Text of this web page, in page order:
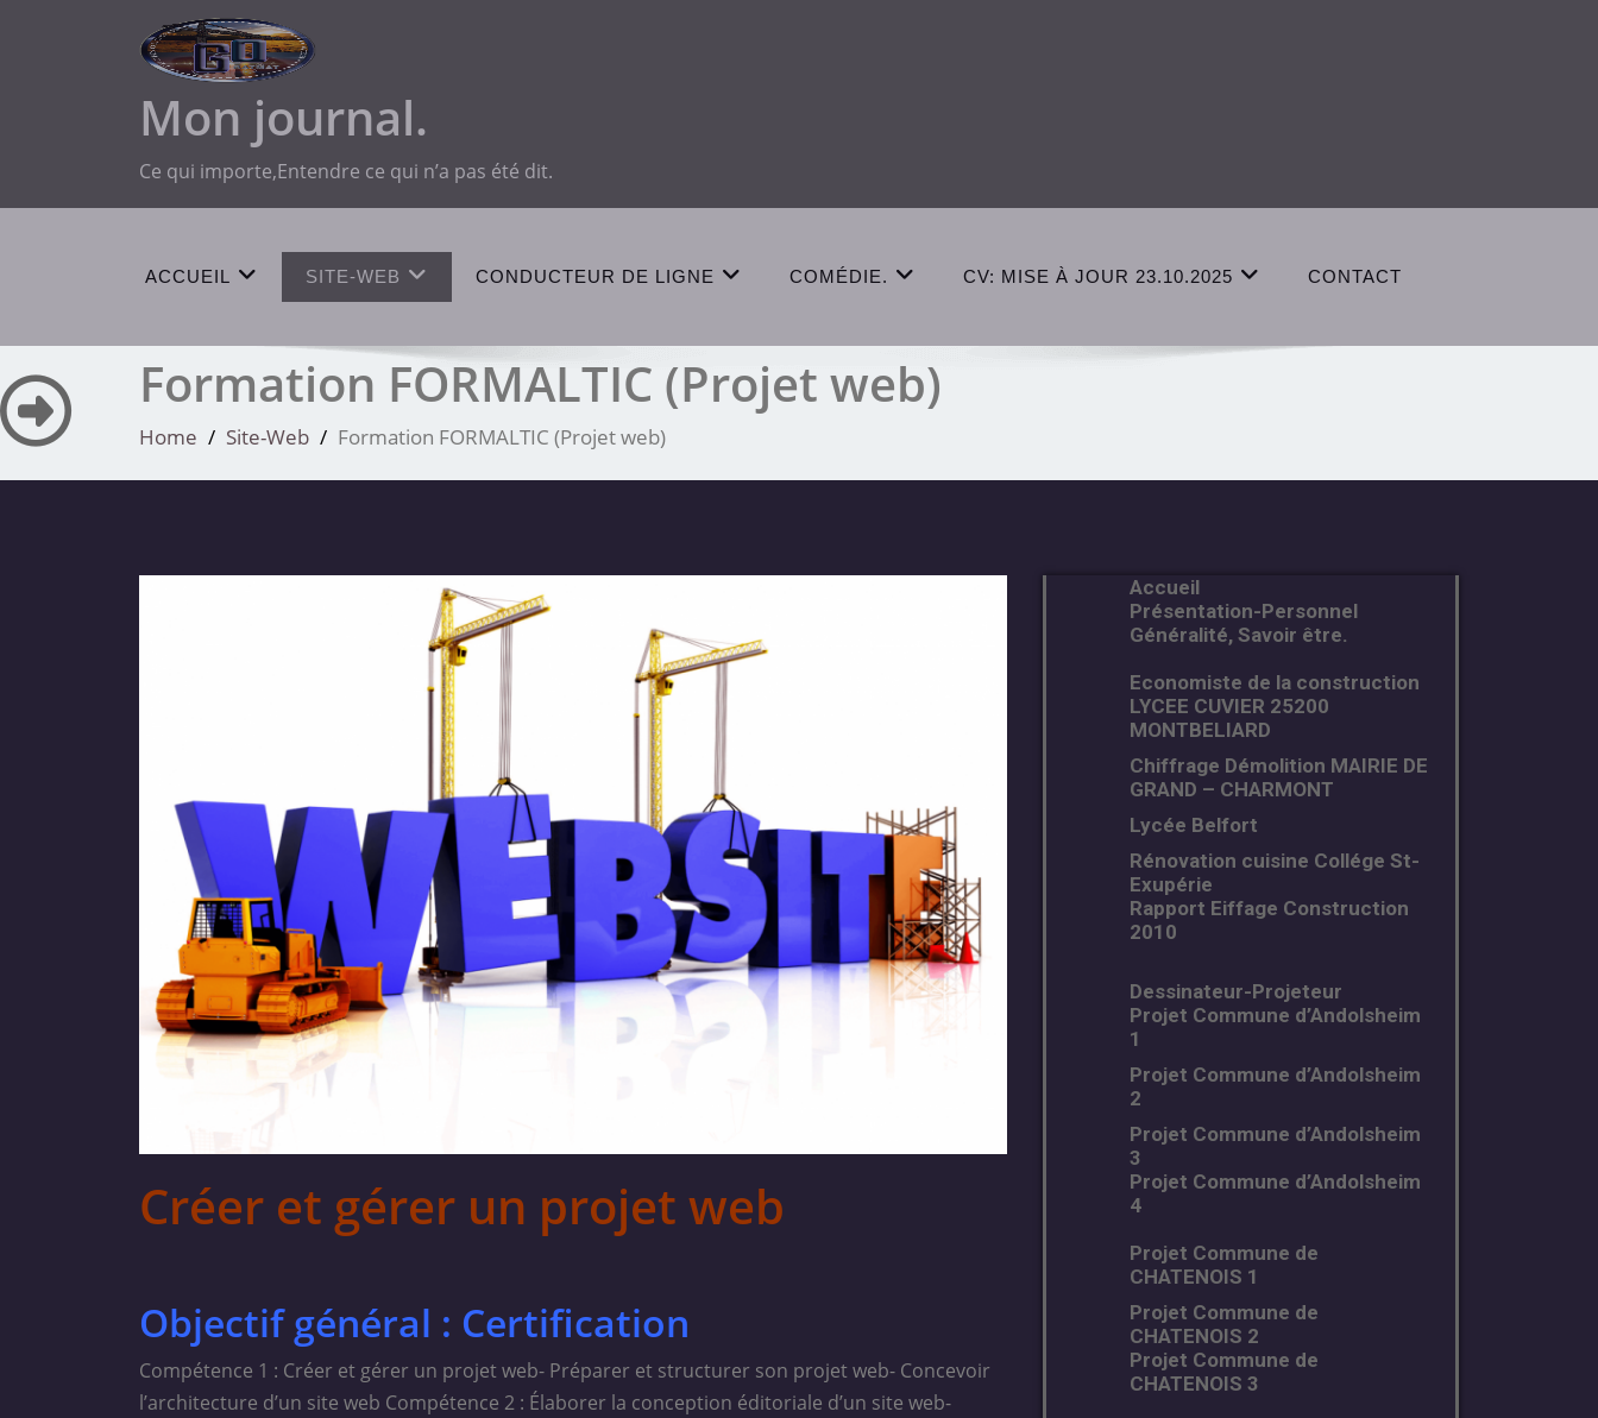
Mon journal.
Ce qui importe,Entendre ce qui n’a pas été dit.
ACCUEIL SITE-WEB CONDUCTEUR DE LIGNE COMÉDIE. CV: MISE À JOUR 23.10.2025 CONTACT
Formation FORMALTIC (Projet web)
Home Site-Web Formation FORMALTIC (Projet web)
Créer et gérer un projet web
Objectif général : Certification
Compétence 1 : Créer et gérer un projet web- Préparer et structurer son projet web- Concevoir
l’architecture d’un site web Compétence 2 : Élaborer la conception éditoriale d’un site web-
Accueil
Présentation-Personnel
Généralité, Savoir être.
Economiste de la construction
LYCEE CUVIER 25200
MONTBELIARD
Chiffrage Démolition MAIRIE DE
GRAND – CHARMONT
Lycée Belfort
Rénovation cuisine Collége St-
Exupérie
Rapport Eiffage Construction
2010
Dessinateur-Projeteur
Projet Commune d’Andolsheim
1
Projet Commune d’Andolsheim
2
Projet Commune d’Andolsheim
3
Projet Commune d’Andolsheim
4
Projet Commune de
CHATENOIS 1
Projet Commune de
CHATENOIS 2
Projet Commune de
CHATENOIS 3